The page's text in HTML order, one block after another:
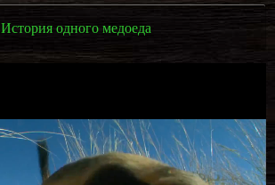
История одного медоеда